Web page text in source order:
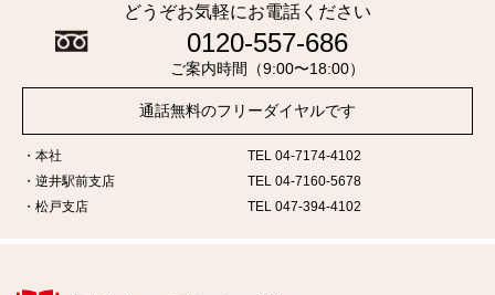
どうぞお気軽にお電話ください
0120-557-686
ご案内時間（9:00〜18:00）
通話無料のフリーダイヤルです
本社
TEL 04-7174-4102
逆井駅前支店
TEL 04-7160-5678
松戸支店
TEL 047-394-4102